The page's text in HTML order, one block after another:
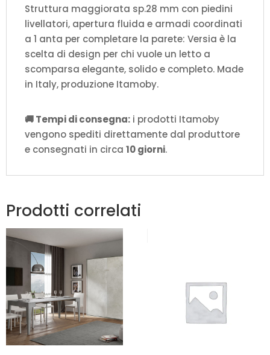
Struttura maggiorata sp.28 mm con piedini
livellatori, apertura fluida e armadi coordinati
a 1 anta per completare la parete: Versia è la
scelta di design per chi vuole un letto a
scomparsa elegante, solido e completo. Made
in Italy, produzione Itamoby.
🚚 Tempi di consegna: i prodotti Itamoby
vengono spediti direttamente dal produttore
e consegnati in circa 10 giorni.
Prodotti correlati